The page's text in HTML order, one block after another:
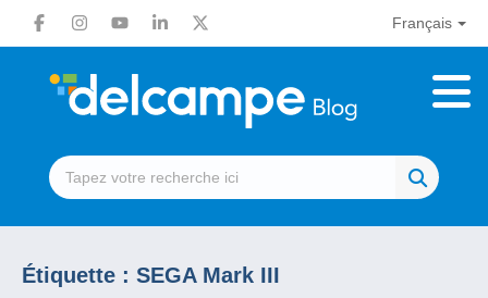
Français
Étiquette : SEGA Mark III